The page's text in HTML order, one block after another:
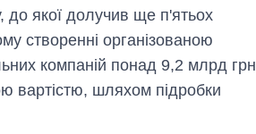
до якої долучив ще п'ятьох
створенні організованою
компаній понад 9,2 млрд грн
вартістю, шляхом підробки